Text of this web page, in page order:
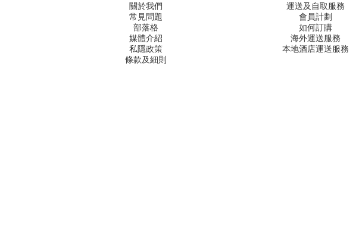
關於我們
常見問題
部落格
媒體介紹
私隱政策
條款及細則
運送及自取服務
會員計劃
如何訂購
海外運送服務
本地酒店運送服務